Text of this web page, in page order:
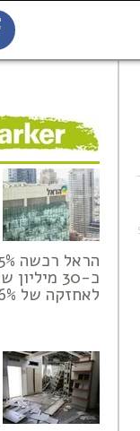
כ-30
לאחזקה של 9.6% בחברה